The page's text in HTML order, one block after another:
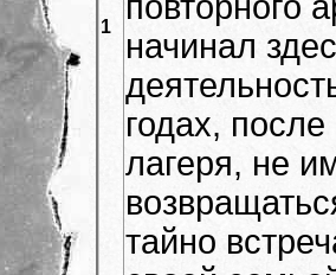
1
начинал
годах,
лагеря, не
тайно